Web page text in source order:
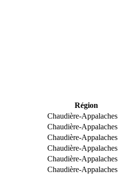
Région
Chaudière-Appalaches
Chaudière-Appalaches
Chaudière-Appalaches
Chaudière-Appalaches
Chaudière-Appalaches
Chaudière-Appalaches